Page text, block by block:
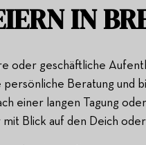
IN
oder geschäftliche
Beratung und
einer langen Tagung
Blick auf den Deich